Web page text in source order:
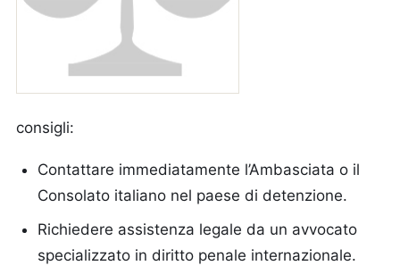
consigli:
Contattare immediatamente l’Ambasciata o il
Consolato italiano nel paese di detenzione.
Richiedere assistenza legale da un avvocato
specializzato in diritto penale internazionale.